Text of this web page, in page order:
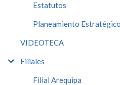
Estatutos
Planeamiento Estratégico
VIDEOTECA
Filiales
Filial Arequipa